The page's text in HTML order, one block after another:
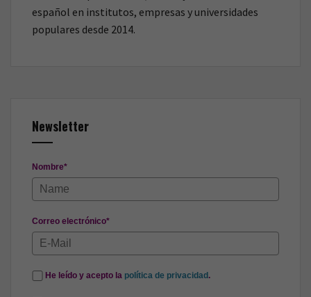
español en institutos, empresas y universidades
populares desde 2014.
Newsletter
Nombre*
Correo electrónico*
He leído y acepto la política de privacidad .